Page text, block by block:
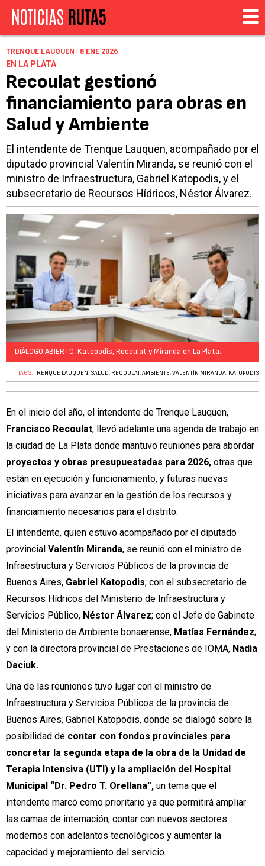
TRENQUE LAUQUEN | 8 ENE 2026
EN LA PLATA
Recoulat gestionó
financiamiento para obras en
Salud y Ambiente
El intendente de Trenque Lauquen, acompañado por el
diputado provincial Valentín Miranda, se reunió con el
ministro de Infraestructura, Gabriel Katopodis, y el
subsecretario de Recursos Hídricos, Néstor Álvarez.
DIÁLOGO ABIERTO. Katopodis, Recoulat y Miranda en La Plata.
TAGS:TRENQUE LAUQUEN, SALUD, RECOULAT,AMBIENTE,VALENTÍN MIRANDA, KATOPODIS
En el inicio del año, el intendente de Trenque Lauquen,
Francisco Recoulat, llevó adelante una agenda de trabajo en
la ciudad de La Plata donde mantuvo reuniones para abordar
proyectos y obras presupuestadas para 2026, otras que
están en ejecución y funcionamiento, y futuras nuevas
iniciativas para avanzar en la gestión de los recursos y
financiamiento necesarios para el distrito.
El intendente, quien estuvo acompañado por el diputado
provincial Valentín Miranda, se reunió con el ministro de
Infraestructura y Servicios Públicos de la provincia de
Buenos Aires, Gabriel Katopodis; con el subsecretario de
Recursos Hídricos del Ministerio de Infraestructura y
Servicios Público, Néstor Álvarez; con el Jefe de Gabinete
del Ministerio de Ambiente bonaerense, Matías Fernández;
y con la directora provincial de Prestaciones de IOMA, Nadia
Daciuk.
Una de las reuniones tuvo lugar con el ministro de
Infraestructura y Servicios Públicos de la provincia de
Buenos Aires, Gabriel Katopodis, donde se dialogó sobre la
posibilidad de contar con fondos provinciales para
concretar la segunda etapa de la obra de la Unidad de
Terapia Intensiva (UTI) y la ampliación del Hospital
Municipal “Dr. Pedro T. Orellana”, un tema que el
intendente marcó como prioritario ya que permitirá ampliar
las camas de internación, contar con nuevos sectores
modernos con adelantos tecnológicos y aumentar la
capacidad y mejoramiento del servicio.